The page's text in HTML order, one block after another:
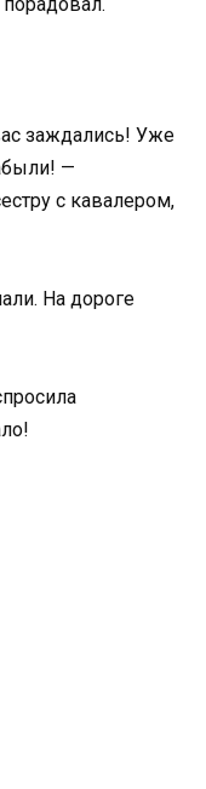
заждались! Уже
—
с кавалером,
На дороге